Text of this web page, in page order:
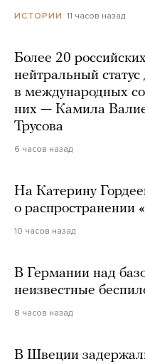
ИСТОРИИ 11 часов назад
Более 20
нейтральный статус
в международных
них — Камила
Трусова
6 часов назад
На Катерину
о распространении
10 часов назад
В Германии над
неизвестные
8 часов назад
В Швеции